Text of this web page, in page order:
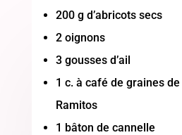
200 g d’abricots secs
2 oignons
3 gousses d’ail
1 c. à café de graines
Ramitos
1 bâton de cannelle